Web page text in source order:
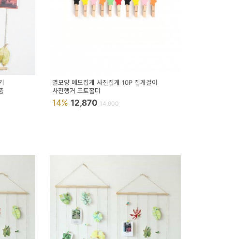
별모양 메모집게 사진집게 10P 집게걸이
사진행거 포토홀더
14%12,87014,900